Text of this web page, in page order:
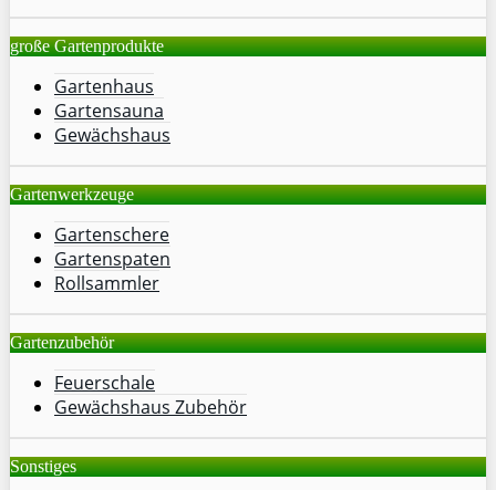
große Gartenprodukte
Gartenhaus
Gartensauna
Gewächshaus
Gartenwerkzeuge
Gartenschere
Gartenspaten
Rollsammler
Gartenzubehör
Feuerschale
Gewächshaus Zubehör
Sonstiges